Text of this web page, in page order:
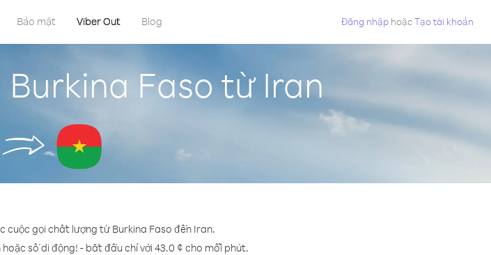
Bảo mật Viber Out Blog Đăng nhập hoặcTạo tài khoản
Faso từ Iran
cuộc gọi chất lượng từ Burkina Faso đến Iran.
số di động! - bắt đầu chỉ với 43.0 ¢ cho mỗi phút.